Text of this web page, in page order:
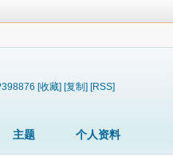
[收藏] [复制] [RSS]
主题 个人资料